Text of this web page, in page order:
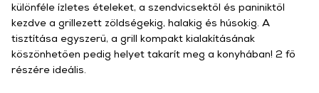
különféle ízletes ételeket, a szendvicsektől és paniniktől
kezdve a grillezett zöldségekig, halakig és húsokig. A
tisztítása egyszerű, a grill kompakt kialakításának
köszönhetően pedig helyet takarít meg a konyhában! 2 fő
részére ideális.